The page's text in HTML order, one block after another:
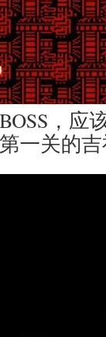
，应
一关的